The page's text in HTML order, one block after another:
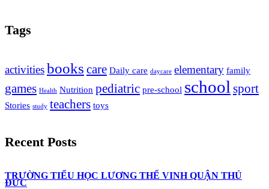
Tags
activitiesbooks care Daily care daycare elementary family
games Health Nutrition pediatric pre-school schoolsport
Stories study teachers toys
Recent Posts
TRƯỜNG TIỂU HỌC LƯƠNG THẾ VINH QUẬN THỦ
ĐỨC